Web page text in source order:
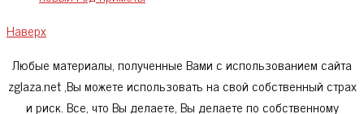
Наверх
Любые материалы, полученные Вами с использованием сайта
zglaza.net ,Вы можете использовать на свой собственный страх
и риск. Все, что Вы делаете, Вы делаете по собственному